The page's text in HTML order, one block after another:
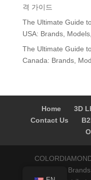
격 가이드
The Ultimate Guide
USA: Brands,
The Ultimate Guide
Canada: Brands,
Home
3D
Contact Us
Startups/DTC